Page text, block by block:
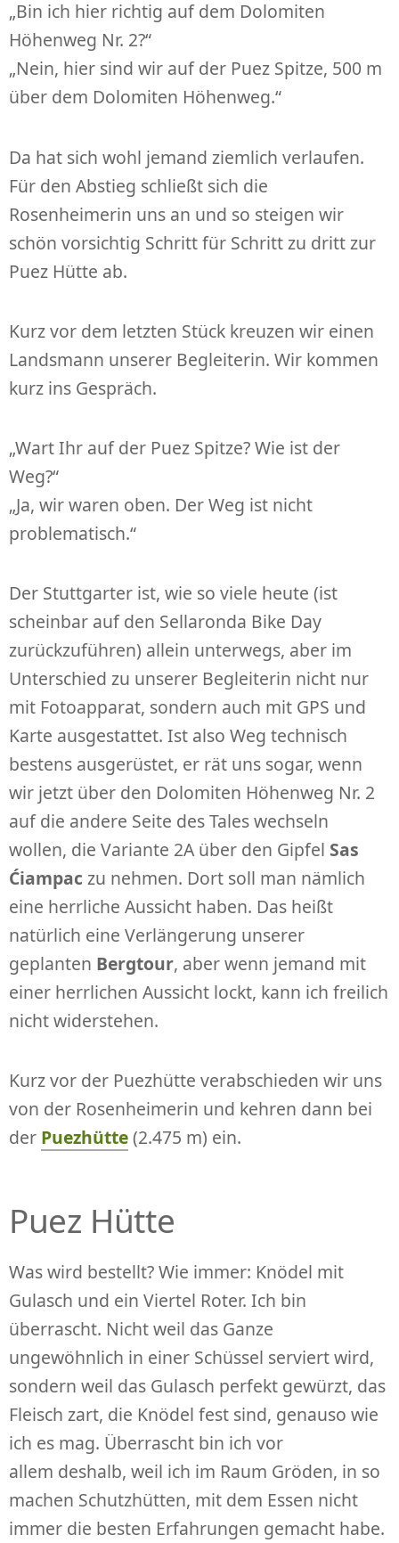
„Bin ich hier richtig auf dem Dolomiten
Höhenweg Nr. 2?“
„Nein, hier sind wir auf der Puez Spitze, 500 m
über dem Dolomiten Höhenweg.“
Da hat sich wohl jemand ziemlich verlaufen.
Für den Abstieg schließt sich die
Rosenheimerin uns an und so steigen wir
schön vorsichtig Schritt für Schritt zu dritt zur
Puez Hütte ab.
Kurz vor dem letzten Stück kreuzen wir einen
Landsmann unserer Begleiterin. Wir kommen
kurz ins Gespräch.
„Wart Ihr auf der Puez Spitze? Wie ist der
Weg?“
„Ja, wir waren oben. Der Weg ist nicht
problematisch.“
Der Stuttgarter ist, wie so viele heute (ist
scheinbar auf den Sellaronda Bike Day
zurückzuführen) allein unterwegs, aber im
Unterschied zu unserer Begleiterin nicht nur
mit Fotoapparat, sondern auch mit GPS und
Karte ausgestattet. Ist also Weg technisch
bestens ausgerüstet, er rät uns sogar, wenn
wir jetzt über den Dolomiten Höhenweg Nr. 2
auf die andere Seite des Tales wechseln
wollen, die Variante 2A über den Gipfel Sas
Ćiampac zu nehmen. Dort soll man nämlich
eine herrliche Aussicht haben. Das heißt
natürlich eine Verlängerung unserer
geplanten Bergtour, aber wenn jemand mit
einer herrlichen Aussicht lockt, kann ich freilich
nicht widerstehen.
Kurz vor der Puezhütte verabschieden wir uns
von der Rosenheimerin und kehren dann bei
der Puezhütte(2.475 m) ein.
Puez Hütte
Was wird bestellt? Wie immer: Knödel mit
Gulasch und ein Viertel Roter. Ich bin
überrascht. Nicht weil das Ganze
ungewöhnlich in einer Schüssel serviert wird,
sondern weil das Gulasch perfekt gewürzt, das
Fleisch zart, die Knödel fest sind, genauso wie
ich es mag. Überrascht bin ich vor
allem deshalb, weil ich im Raum Gröden, in so
machen Schutzhütten, mit dem Essen nicht
immer die besten Erfahrungen gemacht habe.